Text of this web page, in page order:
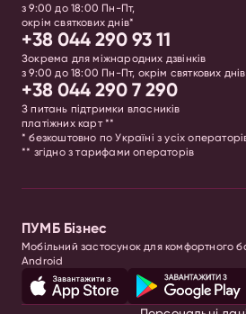
з 9:00 до 18:00 Пн-Пт,
окрім святкових днів*
+38 044 290 93 11
Зокрема для міжнародних дзвінків
з 9:00 до 18:00 Пн-Пт, окрім святкових
+38 044 290 7 290
З питань підтримки власників
платіжних карт **
* безкоштовно по Україні з усіх
** згідно з тарифами операторів
ПУМБ Бізнес
Мобільний застосунок для комфортного
Android